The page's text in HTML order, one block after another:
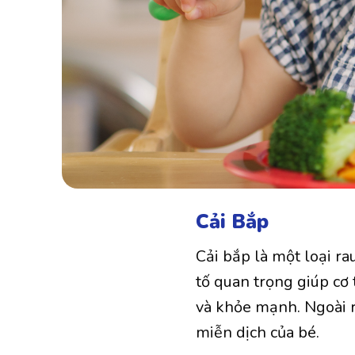
Cải Bắp
Cải bắp là một loại
tố quan trọng giúp cơ
và khỏe mạnh. Ngoài
miễn dịch của bé.